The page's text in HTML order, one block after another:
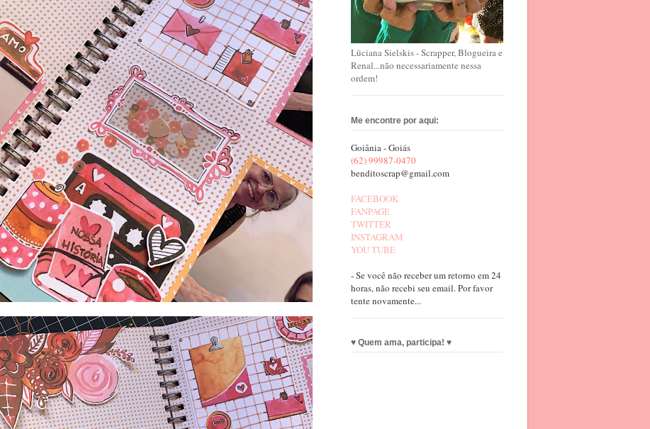
Lüciana Sielskis - Scrapper, Blogueira e
Renal...não necessariamente nessa
ordem!
Me encontre por aqui:
Goiânia - Goiás
(62) 99987-0470
benditoscrap@gmail.com
FACEBOOK
FANPAGE
TWITTER
INSTAGRAM
YOU TUBE
- Se você não receber um retorno em 24
horas, não recebi seu email. Por favor
tente novamente...
♥ Quem ama, participa! ♥